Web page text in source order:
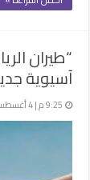
“طيران
آسيوية
9:25 م | 4 أغسطس، 2026